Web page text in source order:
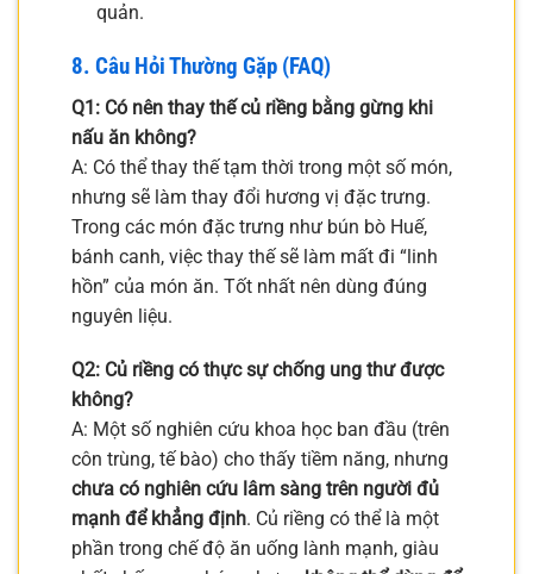
quản.
8. Câu Hỏi Thường Gặp (FAQ)
Q1: Có nên thay thế củ riềng bằng gừng khi
nấu ăn không?
A: Có thể thay thế tạm thời trong một số món,
nhưng sẽ làm thay đổi hương vị đặc trưng.
Trong các món đặc trưng như bún bò Huế,
bánh canh, việc thay thế sẽ làm mất đi “linh
hồn” của món ăn. Tốt nhất nên dùng đúng
nguyên liệu.
Q2: Củ riềng có thực sự chống ung thư được
không?
A: Một số nghiên cứu khoa học ban đầu (trên
côn trùng, tế bào) cho thấy tiềm năng, nhưng
chưa có nghiên cứu lâm sàng trên người đủ
mạnh để khẳng định. Củ riềng có thể là một
phần trong chế độ ăn uống lành mạnh, giàu